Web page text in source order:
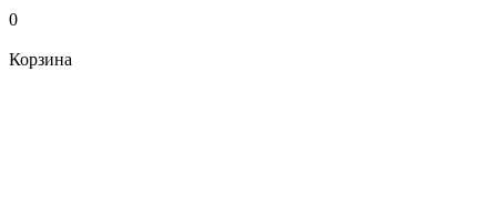
0
Корзина